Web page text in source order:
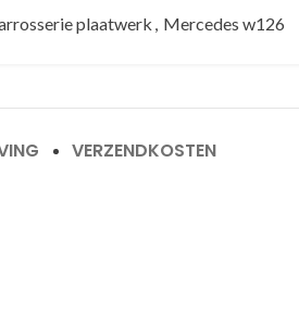
plaatwerk Mercedes w126
VERZENDKOSTEN